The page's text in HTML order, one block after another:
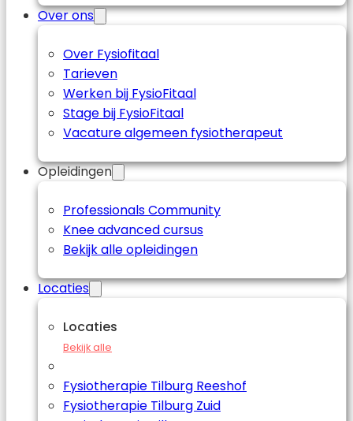
Over ons
Over Fysiofitaal
Tarieven
Werken bij FysioFitaal
Stage bij FysioFitaal
Vacature algemeen fysiotherapeut
Opleidingen
Professionals Community
Knee advanced cursus
Bekijk alle opleidingen
Locaties
Locaties
Bekijk alle
Fysiotherapie Tilburg Reeshof
Fysiotherapie Tilburg Zuid